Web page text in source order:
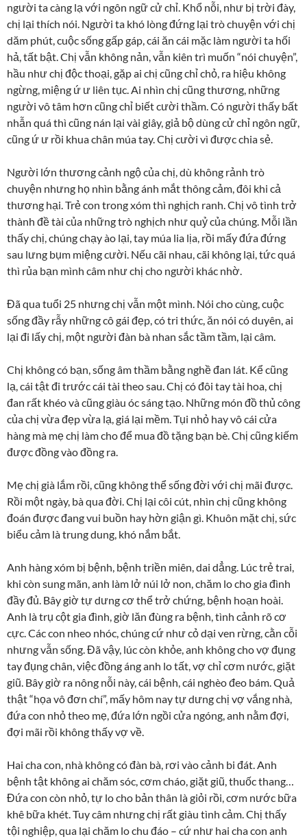
người ta càng lạ với ngôn ngữ cử chỉ. Khổ nỗi, như bị trời đày,
chị lại thích nói. Người ta khó lòng đứng lại trò chuyện với chị
dăm phút, cuộc sống gấp gáp, cái ăn cái mặc làm người ta hối
hả, tất bật. Chị vẫn không nản, vẫn kiên trì muốn “nói chuyện”,
hầu như chị độc thoại, gặp ai chị cũng chỉ chỏ, ra hiệu không
ngừng, miệng ứ ư liên tục. Ai nhìn chị cũng thương, những
người vô tâm hơn cũng chỉ biết cười thầm. Có người thấy bất
nhẫn quá thì cũng nán lại vài giây, giả bộ dùng cử chỉ ngôn ngữ,
cũng ứ ư rồi khua chân múa tay. Chị cười vì được chia sẻ.
Người lớn thương cảnh ngộ của chị, dù không rảnh trò
chuyện nhưng họ nhìn bằng ánh mắt thông cảm, đôi khi cả
thương hại. Trẻ con trong xóm thì nghịch ranh. Chị vô tình trở
thành đề tài của những trò nghịch như quỷ của chúng. Mỗi lần
thấy chị, chúng chạy ào lại, tay múa lia lịa, rồi mấy đứa đứng
sau lưng bụm miệng cười. Nếu cãi nhau, cãi không lại, tức quá
thì rủa bạn mình câm như chị cho người khác nhờ.
Đã qua tuổi 25 nhưng chị vẫn một mình. Nói cho cùng, cuộc
sống đầy rẫy những cô gái đẹp, có tri thức, ăn nói có duyên, ai
lại đi lấy chị, một người đàn bà nhan sắc tầm tầm, lại câm.
Chị không có bạn, sống âm thầm bằng nghề đan lát. Kể cũng
lạ, cái tật đi trước cái tài theo sau. Chị có đôi tay tài hoa, chị
đan rất khéo và cũng giàu óc sáng tạo. Những món đồ thủ công
của chị vừa đẹp vừa lạ, giá lại mềm. Tụi nhỏ hay vô cái cửa
hàng mà mẹ chị làm cho để mua đồ tặng bạn bè. Chị cũng kiếm
được đồng vào đồng ra.
Mẹ chị già lắm rồi, cũng không thể sống đời với chị mãi được.
Rồi một ngày, bà qua đời. Chị lại côi cút, nhìn chị cũng không
đoán được đang vui buồn hay hờn giận gì. Khuôn mặt chị, sức
biểu cảm là trung dung, khó nắm bắt.
Anh hàng xóm bị bệnh, bệnh triền miên, dai dẳng. Lúc trẻ trai,
khi còn sung mãn, anh làm lở núi lở non, chăm lo cho gia đình
đầy đủ. Bây giờ tự dưng cơ thể trở chứng, bệnh hoạn hoài.
Anh là trụ cột gia đình, giờ lăn đùng ra bệnh, tình cảnh rõ cơ
cực. Các con nheo nhóc, chúng cứ như cỏ dại ven rừng, cằn cỗi
nhưng vẫn sống. Đã vậy, lúc còn khỏe, anh không cho vợ đụng
tay đụng chân, việc đồng áng anh lo tất, vợ chỉ cơm nước, giặt
giũ. Bây giờ ra nông nỗi này, cái bệnh, cái nghèo đeo bám. Quả
thật “họa vô đơn chí”, mấy hôm nay tự dưng chị vợ vắng nhà,
đứa con nhỏ theo mẹ, đứa lớn ngồi cửa ngóng, anh nằm đợi,
đợi mãi rồi không thấy vợ về.
Hai cha con, nhà không có đàn bà, rơi vào cảnh bi đát. Anh
bệnh tật không ai chăm sóc, cơm cháo, giặt giũ, thuốc thang…
Đứa con còn nhỏ, tự lo cho bản thân là giỏi rồi, cơm nước bữa
khê bữa khét. Tuy câm nhưng chị rất giàu tình cảm. Chị thấy
tội nghiệp, qua lại chăm lo chu đáo – cứ như hai cha con anh